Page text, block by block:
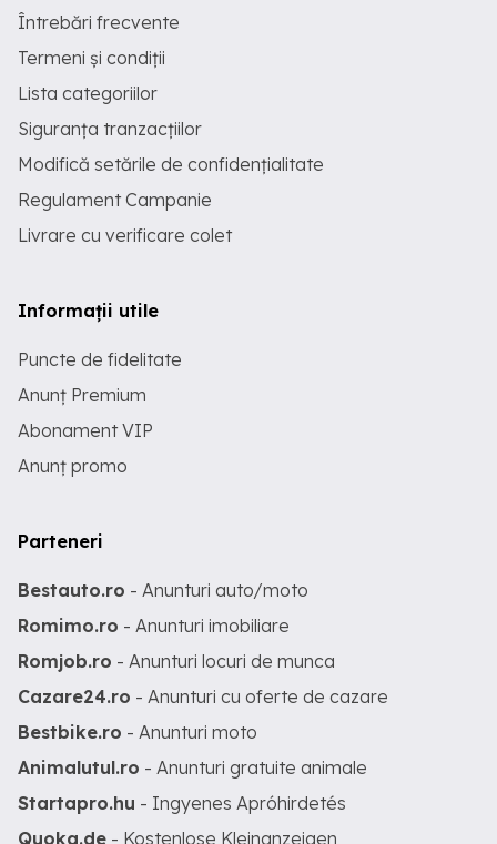
Întrebări frecvente
Termeni și condiții
Lista categoriilor
Siguranța tranzacțiilor
Modifică setările de confidențialitate
Regulament Campanie
Livrare cu verificare colet
Informații utile
Puncte de fidelitate
Anunț Premium
Abonament VIP
Anunț promo
Parteneri
Bestauto.ro - Anunturi auto/moto
Romimo.ro - Anunturi imobiliare
Romjob.ro - Anunturi locuri de munca
Cazare24.ro - Anunturi cu oferte de cazare
Bestbike.ro - Anunturi moto
Animalutul.ro - Anunturi gratuite animale
Startapro.hu - Ingyenes Apróhirdetés
Quoka.de - Kostenlose Kleinanzeigen